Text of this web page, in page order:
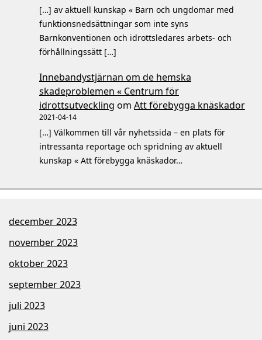
[…] av aktuell kunskap « Barn och ungdomar med
funktionsnedsättningar som inte syns
Barnkonventionen och idrottsledares arbets- och
förhållningssätt […]
Innebandystjärnan om de hemska
skadeproblemen « Centrum för
idrottsutveckling om Att förebygga knäskador
2021-04-14
[…] Välkommen till vår nyhetssida – en plats för
intressanta reportage och spridning av aktuell
kunskap « Att förebygga knäskador…
december 2023
november 2023
oktober 2023
september 2023
juli 2023
juni 2023